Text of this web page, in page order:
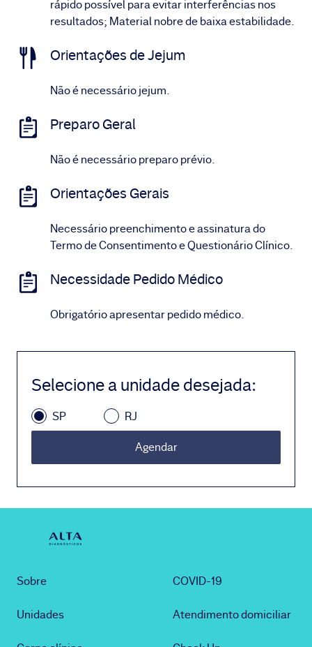
rápido possível para evitar interferências nos
resultados; Material nobre de baixa estabilidade.
Orientações de Jejum
Não é necessário jejum.
Preparo Geral
Não é necessário preparo prévio.
Orientações Gerais
Necessário preenchimento e assinatura do
Termo de Consentimento e Questionário Clínico.
Necessidade Pedido Médico
Obrigatório apresentar pedido médico.
Selecione a unidade desejada:
SP RJ
Agendar
Sobre
Unidades
COVID-19
Atendimento domiciliar